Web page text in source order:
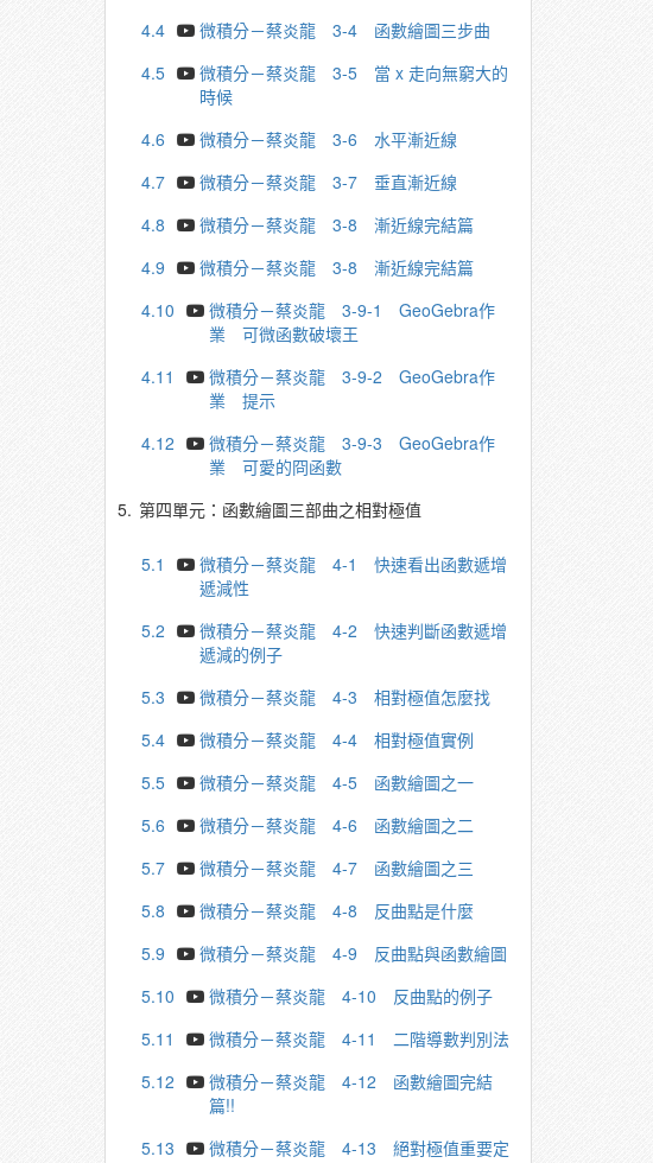
4.4
微積分－蔡炎龍 3-4 函數繪圖三步曲
4.5
微積分－蔡炎龍 3-5 當 x 走向無窮大的
時候
4.6
微積分－蔡炎龍 3-6 水平漸近線
4.7
微積分－蔡炎龍 3-7 垂直漸近線
4.8
微積分－蔡炎龍 3-8 漸近線完結篇
4.9
微積分－蔡炎龍 3-8 漸近線完結篇
4.10
微積分－蔡炎龍 3-9-1 GeoGebra作
業 可微函數破壞王
4.11
微積分－蔡炎龍 3-9-2 GeoGebra作
業 提示
4.12
微積分－蔡炎龍 3-9-3 GeoGebra作
業 可愛的冏函數
5. 第四單元：函數繪圖三部曲之相對極值
5.1
微積分－蔡炎龍 4-1 快速看出函數遞增
遞減性
5.2
微積分－蔡炎龍 4-2 快速判斷函數遞增
遞減的例子
5.3
微積分－蔡炎龍 4-3 相對極值怎麼找
5.4
微積分－蔡炎龍 4-4 相對極值實例
5.5
微積分－蔡炎龍 4-5 函數繪圖之一
5.6
微積分－蔡炎龍 4-6 函數繪圖之二
5.7
微積分－蔡炎龍 4-7 函數繪圖之三
5.8
微積分－蔡炎龍 4-8 反曲點是什麼
5.9
微積分－蔡炎龍 4-9 反曲點與函數繪圖
5.10
微積分－蔡炎龍 4-10 反曲點的例子
5.11
微積分－蔡炎龍 4-11 二階導數判別法
5.12
微積分－蔡炎龍 4-12 函數繪圖完結
篇!!
5.13
微積分－蔡炎龍 4-13 絕對極值重要定